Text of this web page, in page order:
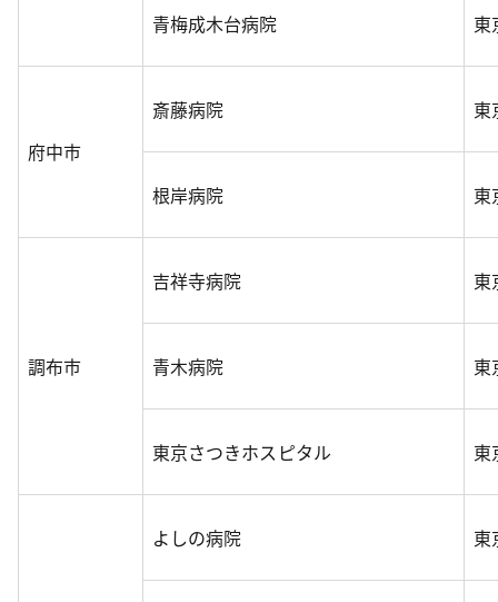
青梅成木台病院 東
府中市
斎藤病院 東
根岸病院 東
調布市
吉祥寺病院 東
青木病院 東
東京さつきホスピタル 東
よしの病院 東